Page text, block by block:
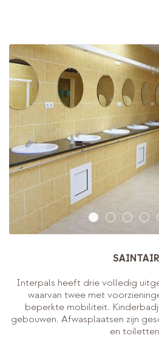
SAINTAIR
Interpals heeft drie volledig
waarvan twee met
beperkte mobiliteit.
gebouwen. Afwasplaatsen zijn
en